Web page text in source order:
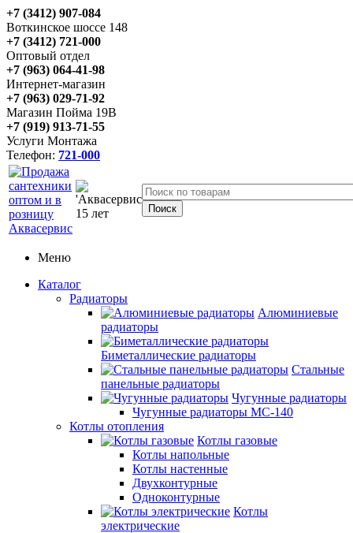
+7 (3412) 907-084
Воткинское шоссе 148
+7 (3412) 721-000
Оптовый отдел
+7 (963) 064-41-98
Интернет-магазин
+7 (963) 029-71-92
Магазин Пойма 19В
+7 (919) 913-71-55
Услуги Монтажа
Телефон: 721-000
Меню
Каталог
Радиаторы
Алюминиевые
радиаторы
Биметаллические радиаторы
Стальные
панельные радиаторы
Чугунные радиаторы
Чугунные радиаторы МС-140
Котлы отопления
Котлы газовые
Котлы напольные
Котлы настенные
Двухконтурные
Одноконтурные
Котлы
электрические